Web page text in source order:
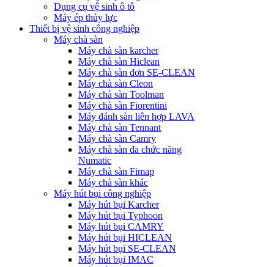
Dụng cụ vệ sinh ô tô
Máy ép thủy lực
Thiết bị vệ sinh công nghiệp
Máy chà sàn
Máy chà sàn karcher
Máy chà sàn Hiclean
Máy chà sàn đơn SE-CLEAN
Máy chà sàn Cleon
Máy chà sàn Toolman
Máy chà sàn Fiorentini
Máy đánh sàn liên hợp LAVA
Máy chà sàn Tennant
Máy chà sàn Camry
Máy chà sàn đa chức năng
Numatic
Máy chà sàn Fimap
Máy chà sàn khác
Máy hút bụi công nghiệp
Máy hút bụi Karcher
Máy hút bụi Typhoon
Máy hút bụi CAMRY
Máy hút bụi HICLEAN
Máy hút bụi SE-CLEAN
Máy hút bụi IMAC